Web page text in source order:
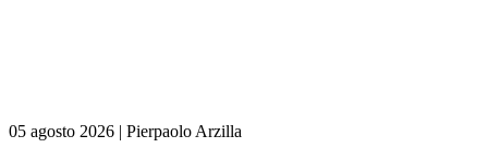
05 agosto 2026 | Pierpaolo Arzilla